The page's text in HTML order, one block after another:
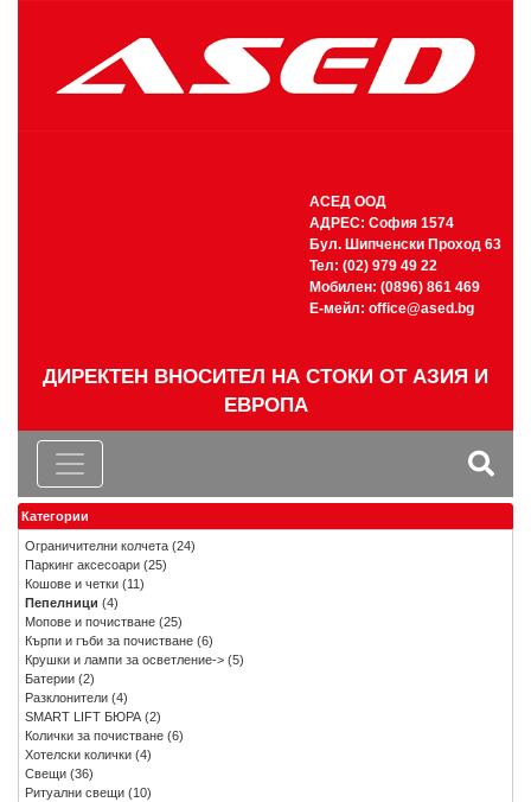
АСЕД ООД
АДРЕС: София 1574
Бул. Шипченски Проход 63
Тел: (02) 979 49 22
Мобилен: (0896) 861 469
Е-мейл: office@ased.bg
ДИРЕКТЕН ВНОСИТЕЛ НА СТОКИ ОТ АЗИЯ И
ЕВРОПА
Категории
Ограничителни колчета (24)
Паркинг аксесоари (25)
Кошове и четки (11)
Пепелници (4)
Мопове и почистване (25)
Кърпи и гъби за почистване (6)
Крушки и лампи за осветление-> (5)
Батерии (2)
Разклонители (4)
SMART LIFT БЮРА(2)
Колички за почистване (6)
Хотелски колички (4)
Свещи (36)
Ритуални свещи (10)